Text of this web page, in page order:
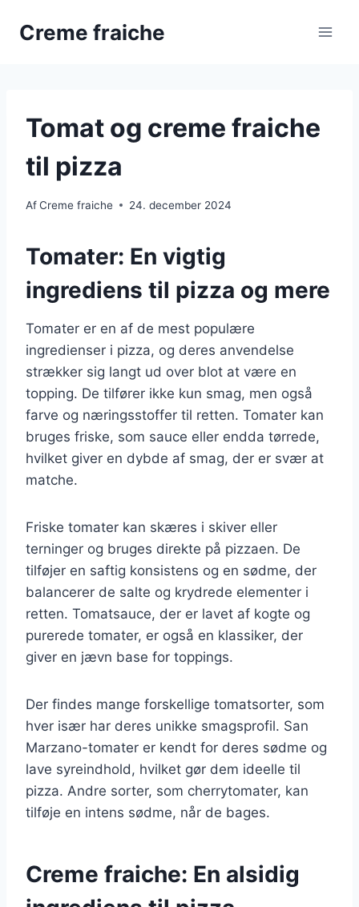
Creme fraiche
Tomat og creme fraiche
til pizza
AfCreme fraiche 24. december 2024
Tomater: En vigtig
ingrediens til pizza og mere
Tomater er en af de mest populære
ingredienser i pizza, og deres anvendelse
strækker sig langt ud over blot at være en
topping. De tilfører ikke kun smag, men også
farve og næringsstoffer til retten. Tomater kan
bruges friske, som sauce eller endda tørrede,
hvilket giver en dybde af smag, der er svær at
matche.
Friske tomater kan skæres i skiver eller
terninger og bruges direkte på pizzaen. De
tilføjer en saftig konsistens og en sødme, der
balancerer de salte og krydrede elementer i
retten. Tomatsauce, der er lavet af kogte og
purerede tomater, er også en klassiker, der
giver en jævn base for toppings.
Der findes mange forskellige tomatsorter, som
hver især har deres unikke smagsprofil. San
Marzano-tomater er kendt for deres sødme og
lave syreindhold, hvilket gør dem ideelle til
pizza. Andre sorter, som cherrytomater, kan
tilføje en intens sødme, når de bages.
Creme fraiche: En alsidig